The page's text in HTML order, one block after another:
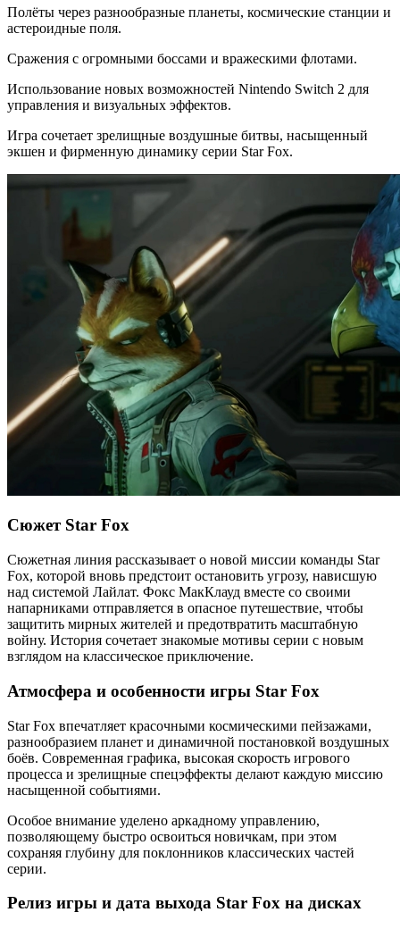
Полёты через разнообразные планеты, космические станции и
астероидные поля.
Сражения с огромными боссами и вражескими флотами.
Использование новых возможностей Nintendo Switch 2 для
управления и визуальных эффектов.
Игра сочетает зрелищные воздушные битвы, насыщенный
экшен и фирменную динамику серии Star Fox.
Сюжет Star Fox
Сюжетная линия рассказывает о новой миссии команды Star
Fox, которой вновь предстоит остановить угрозу, нависшую
над системой Лайлат. Фокс МакКлауд вместе со своими
напарниками отправляется в опасное путешествие, чтобы
защитить мирных жителей и предотвратить масштабную
войну. История сочетает знакомые мотивы серии с новым
взглядом на классическое приключение.
Атмосфера и особенности игры Star Fox
Star Fox впечатляет красочными космическими пейзажами,
разнообразием планет и динамичной постановкой воздушных
боёв. Современная графика, высокая скорость игрового
процесса и зрелищные спецэффекты делают каждую миссию
насыщенной событиями.
Особое внимание уделено аркадному управлению,
позволяющему быстро освоиться новичкам, при этом
сохраняя глубину для поклонников классических частей
серии.
Релиз игры и дата выхода Star Fox на дисках